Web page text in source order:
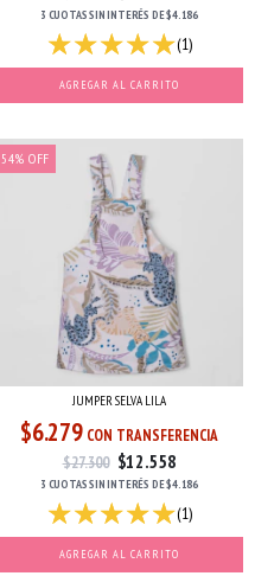
3 CUOTASSIN INTERÉS DE$4.186
(1)
AGREGAR AL CARRITO
54% OFF
JUMPER SELVA LILA
$6.279 CON TRANSFERENCIA
$27.300 $12.558
3 CUOTASSIN INTERÉS DE$4.186
(1)
AGREGAR AL CARRITO